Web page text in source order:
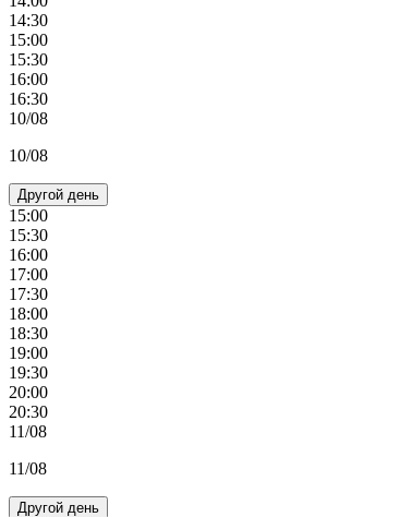
14:30
15:00
15:30
16:00
16:30
10/08
10/08
Другой день
15:00
15:30
16:00
17:00
17:30
18:00
18:30
19:00
19:30
20:00
20:30
11/08
11/08
Другой день